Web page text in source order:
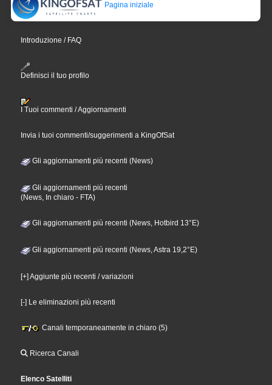
Pagina iniziale
Introduzione / FAQ
Definisci il tuo profilo
I Tuoi commenti / Aggiornamenti
Invia i tuoi commenti/suggerimenti a KingOfSat
Gli aggiornamenti più recenti (News)
Gli aggiornamenti più recenti
(News, In chiaro - FTA)
Gli aggiornamenti più recenti (News, Hotbird 13°E)
Gli aggiornamenti più recenti (News, Astra 19,2°E)
[+] Aggiunte più recenti / variazioni
[-] Le eliminazioni più recenti
Canali temporaneamente in chiaro (5)
Ricerca Canali
Elenco Satelliti